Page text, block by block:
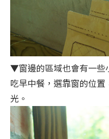
▼窗邊的區域也會有一些
吃早中餐，選靠窗的位
光。